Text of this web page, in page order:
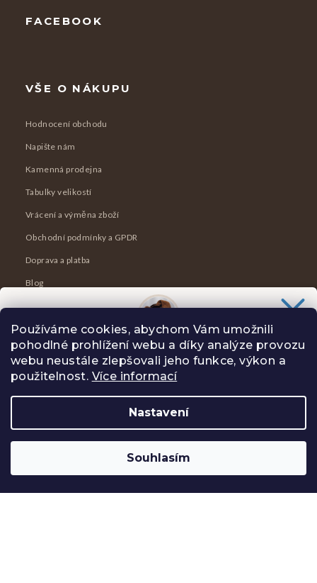
Používáme cookies, abychom Vám umožnili
pohodlné prohlížení webu a díky analýze provozu
webu neustále zlepšovali jeho funkce, výkon a
použitelnost. Více informací
Nastavení
Souhlasím
+
−
FACEBOOK
VŠE O NÁKUPU
Hodnocení obchodu
Napište nám
Kamenná prodejna
Tabulky velikostí
Vrácení a výměna zboží
Obchodní podmínky a GPDR
Doprava a platba
Blog
Dárkový poukaz
Ceník krejčovských úprav ✂️
KONTAKT
Chceš slevu 100 Kč na svůj nákup?
Slibuji Ti na psí uši, že Tě nebudu spamovat zbytečnostmi.
ANO, CHCI
Zásady zpracování osobních údajů